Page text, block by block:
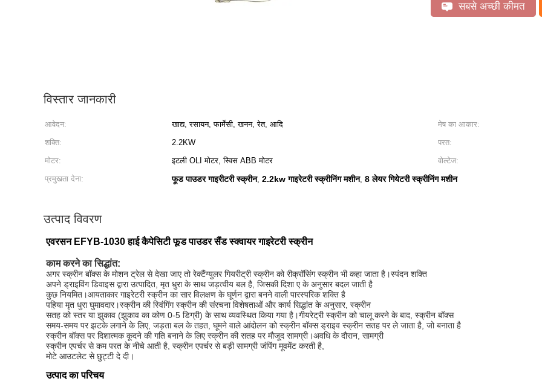
सबसे अच्छी कीमत
विस्तार जानकारी
आवेदन: खाद्य, रसायन, फार्मेसी, खनन, रेत, आदि
मेष का आकार:
शक्ति:
2.2KW
परत:
मोटर:
इटली OLI मोटर, स्विस ABB मोटर
वोल्टेज:
प्रमुखता देना:
फूड पाउडर गाइरीटरी स्क्रीन, 2.2kw गाइरेटरी स्क्रीनिंग मशीन, 8 लेयर गियेटरी स्क्रीनिंग मशीन
उत्पाद विवरण
एवरसन EFYB-1030 हाई कैपेसिटी फूड पाउडर सैंड स्क्वायर गाइरेटरी स्क्रीन
काम करने का सिद्धांत:
अगर स्क्रीन बॉक्स के मोशन ट्रेल से देखा जाए तो रेक्टैंग्युलर गियरीट्री स्क्रीन को रीक्रॉसिंग स्क्रीन भी कहा जाता है।स्पंदन शक्ति
अपने ड्राइविंग डिवाइस द्वारा उत्पादित, मृत धुरा के साथ जड़त्वीय बल है, जिसकी दिशा ए के अनुसार बदल जाती है
कुछ नियमित।आयताकार गाइरेटरी स्क्रीन का सार विलक्षण के घूर्णन द्वारा बनने वाली पारस्परिक शक्ति है
पहिया मृत धुरा घुमावदार।स्क्रीन की स्विंगिंग स्क्रीन की संरचना विशेषताओं और कार्य सिद्धांत के अनुसार, स्क्रीन
सतह को स्तर या झुकाव (झुकाव का कोण 0-5 डिग्री) के साथ व्यवस्थित किया गया है।गीयरेट्री स्क्रीन को चालू करने के बाद, स्क्रीन बॉक्स
समय-समय पर झटके लगाने के लिए, जड़ता बल के तहत, घूमने वाले आंदोलन को स्क्रीन बॉक्स ड्राइव स्क्रीन सतह पर ले जाता है, जो बनाता है
स्क्रीन बॉक्स पर दिशात्मक कूदने की गति बनाने के लिए स्क्रीन की सतह पर मौजूद सामग्री।अवधि के दौरान, सामग्री
स्क्रीन एपर्चर से कम परत के नीचे आती है, स्क्रीन एपर्चर से बड़ी सामग्री जंपिंग मूवमेंट करती है,
मोटे आउटलेट से छुट्टी दे दी।
उत्पाद का परिचय